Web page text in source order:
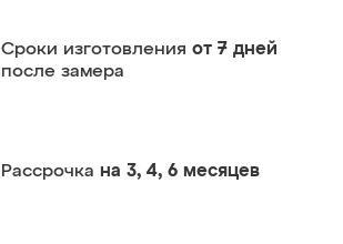
Сроки изготовления от 7 дней
после замера
Рассрочка на 3, 4, 6 месяцев